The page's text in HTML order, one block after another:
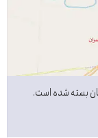
بسته شده است.